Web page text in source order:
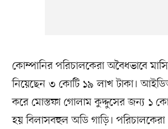
কোম্পানির পরিচালকেরা অবৈধভাবে
নিয়েছেন ৩ কোটি ১৯ লাখ টাকা।
করে মোস্তফা গোলাম কুদ্দুসের জন্য ১
হয় বিলাসবহুল অডি গাড়ি।